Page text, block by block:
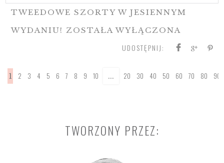
TWEEDOWE SZORTY W JESIENNYM
WYDANIU! ZOSTAŁA WYŁĄCZONA
UDOSTĘPNIJ:
1 2 3 4 5 6 7 8 9 10 ... 20 30 40 50 60 70 80 90
TWORZONY PRZEZ: